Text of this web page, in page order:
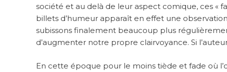
société et au delà de leur aspect comique, ces «
billets d’humeur apparaît en effet une
subissons finalement beaucoup plus
d’augmenter notre propre clairvoyance. Si
En cette époque pour le moins tiède et fade où